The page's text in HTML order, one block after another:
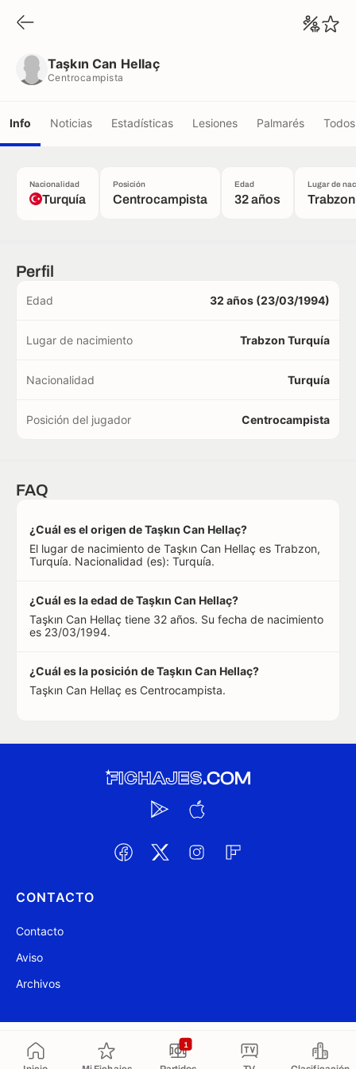
1
Taşkın Can Hellaç
Centrocampista
Info Noticias Estadísticas Lesiones Palmarés
Nacionalidad
Turquía
Posición
Centrocampista
Edad
32 años
Lugar de
Trabzon
Perfil
Edad 32 años (23/03/1994)
Lugar de nacimiento Trabzon Turquía
Nacionalidad Turquía
Posición del jugador Centrocampista
FAQ
¿Cuál es el origen de Taşkın Can Hellaç?
El lugar de nacimiento de Taşkın Can Hellaç es Trabzon,
Turquía. Nacionalidad (es): Turquía.
¿Cuál es la edad de Taşkın Can Hellaç?
Taşkın Can Hellaç tiene 32 años. Su fecha de nacimiento
es 23/03/1994.
¿Cuál es la posición de Taşkın Can Hellaç?
Taşkın Can Hellaç es Centrocampista.
CONTACTO
Contacto
Aviso
Archivos